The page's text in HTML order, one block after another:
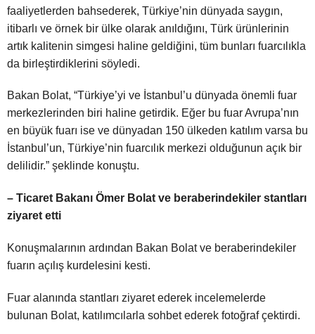
faaliyetlerden bahsederek, Türkiye’nin dünyada saygın,
itibarlı ve örnek bir ülke olarak anıldığını, Türk ürünlerinin
artık kalitenin simgesi haline geldiğini, tüm bunları fuarcılıkla
da birleştirdiklerini söyledi.
Bakan Bolat, “Türkiye’yi ve İstanbul’u dünyada önemli fuar
merkezlerinden biri haline getirdik. Eğer bu fuar Avrupa’nın
en büyük fuarı ise ve dünyadan 150 ülkeden katılım varsa bu
İstanbul’un, Türkiye’nin fuarcılık merkezi olduğunun açık bir
delilidir.” şeklinde konuştu.
– Ticaret Bakanı Ömer Bolat ve beraberindekiler stantları
ziyaret etti
Konuşmalarının ardından Bakan Bolat ve beraberindekiler
fuarın açılış kurdelesini kesti.
Fuar alanında stantları ziyaret ederek incelemelerde
bulunan Bolat, katılımcılarla sohbet ederek fotoğraf çektirdi.